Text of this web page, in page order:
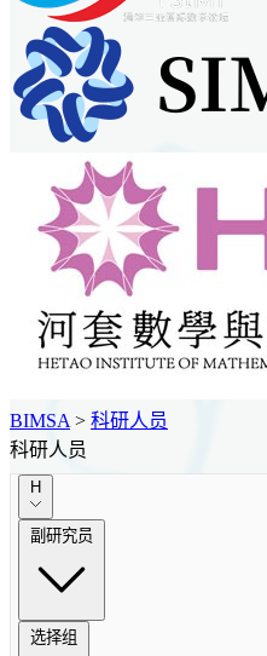
BIMSA > 科研人员
科研人员
H
副研究员
选择组